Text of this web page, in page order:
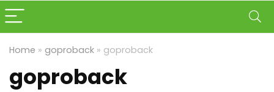
Home » goproback » goproback
goproback